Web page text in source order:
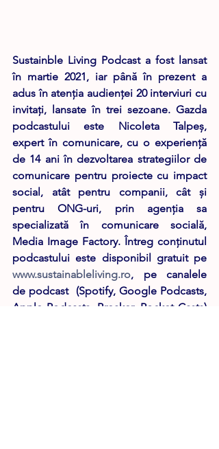
Sustainble Living Podcast a fost lansat
în martie 2021, iar până în prezent a
adus în atenția audienței 20 interviuri cu
invitați, lansate în trei sezoane. Gazda
podcastului este Nicoleta Talpeș,
expert în comunicare, cu o experiență
de 14 ani în dezvoltarea strategiilor de
comunicare pentru proiecte cu impact
social, atât pentru companii, cât şi
pentru ONG-uri, prin agenţia sa
specializată în comunicare socială,
Media Image Factory. Întreg conţinutul
www.sustainableliving.ro, pe canalele
de podcast  (Spotify, Google Podcasts,
Apple Podcasts, Breaker, Pocket Casts)